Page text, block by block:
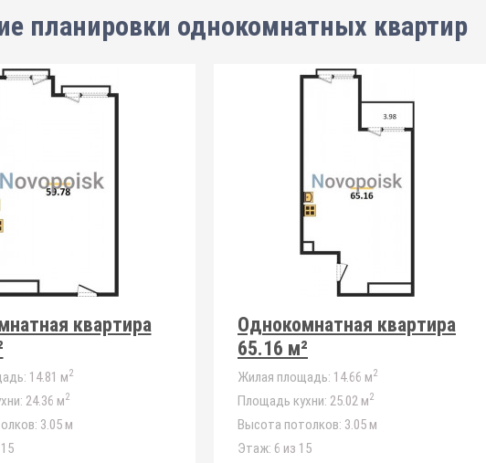
планировки однокомнатных квартир
квартира
14.81 м2
24.36 м2
3.05 м
Однокомнатная квартира
65.16 м²
Жилая площадь: 14.66 м2
Площадь кухни: 25.02 м2
Высота потолков: 3.05 м
Этаж: 6 из 15